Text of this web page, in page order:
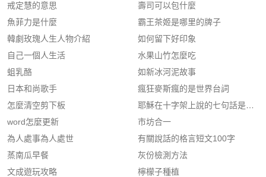
戒定慧的意思
魚菲力是什麼
韓劇玫瑰人生人物介紹
自己一個人生活
蛆乳酪
日本和尚歌手
怎麼清空剪下板
word怎麼更新
為人處事為人處世
蒸南瓜早餐
文成遊玩攻略
壽司可以包什麼
霸王茶姬是哪里的牌子
如何留下好印象
水果山竹怎麼吃
如新冰河泥故事
瘋狂麥斯瘋的是世界台詞
耶穌在十字架上說的七句話是什麼
市坊合一
有關說話的格言短文100字
灰份檢測方法
檸檬子種植